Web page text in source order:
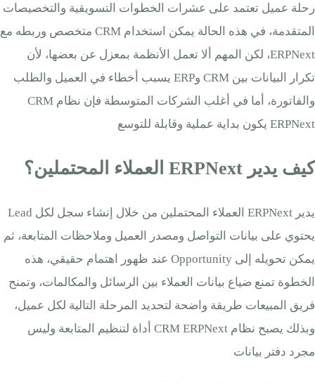
رحلة عميل تعتمد على عشرات الخطوات التسويقية والتخصيصات
المتقدمة، في هذه الحالة يمكن استخدام CRM متخصص وربطه مع
ERPNext، لكن المهم ألا تعمل الأنظمة بمعزل عن بعضها، لأن
تكرار البيانات بين CRM وERP يسبب أخطاء في العميل والطلب
والفاتورة، أما في أغلب الشركات المتوسطة فإن نظام CRM
ERPNext يكون بداية عملية وقابلة للتوسع
كيف يدير ERPNext العملاء المحتملين؟
يدير ERPNext العملاء المحتملين من خلال إنشاء سجل لكل Lead
يحتوي على بيانات التواصل ومصدر العميل وملاحظات المتابعة، ثم
يمكن تحويله إلى Opportunity عند ظهور اهتمام حقيقي، هذه
الخطوة تمنع ضياع بيانات العملاء بين الرسائل والمكالمات، وتمنح
فريق المبيعات طريقة واضحة لتحديد المرحلة التالية لكل عميل،
وبذلك يصبح نظام CRM ERPNext أداة لتنظيم المتابعة وليس
مجرد دفتر بيانات